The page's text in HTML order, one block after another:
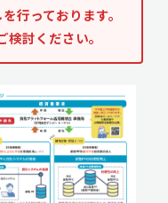
行っております。
討ください。